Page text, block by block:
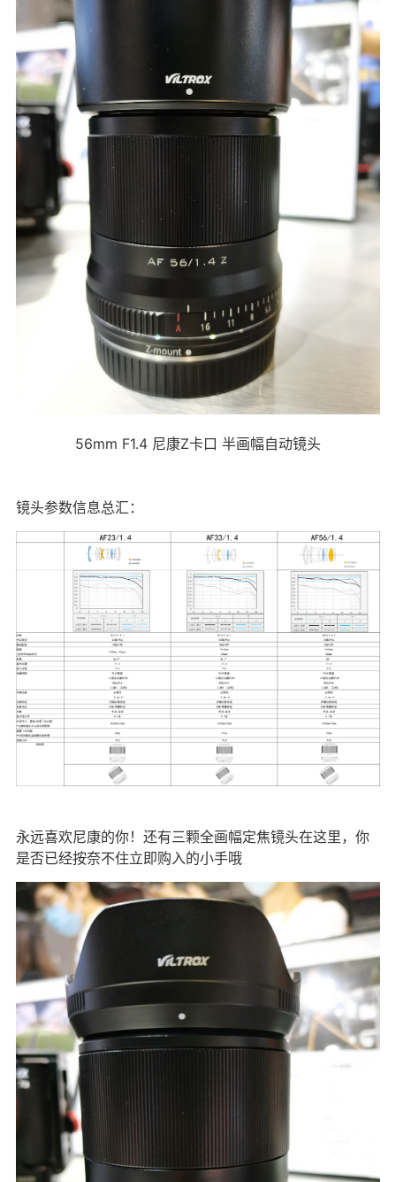
56mm F1.4 尼康Z卡口 半画幅自动镜头
镜头参数信息总汇：
永远喜欢尼康的你！还有三颗全画幅定焦镜头在这里，你
是否已经按奈不住立即购入的小手哦